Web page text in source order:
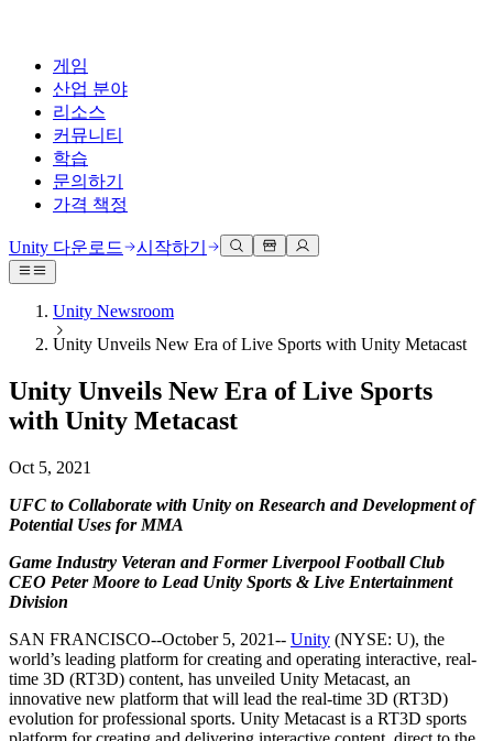
게임
산업 분야
리소스
커뮤니티
학습
문의하기
가격 책정
Unity 엔진
모든 플랫폼 위한 2D 및 3D 게임 제작
협업
팀과 함께 신속한 협업과 반복 작업을 수행하세요.
Unity 다운로드
배포
멀티플랫폼
LiveOps
성장
사용자 확보
모바일 사용자를 검색하고 Acquire
3D 협업
실시간 3D 프로젝트 빌드 및 검토
몰입형 교육
몰입도 높은 환경 제작
고객 경험
산업 분야
제조업
리테일
자동차
혁신을 가속화하고 차량 내 경험을 향상시키세요.
모든 산업 보기
기술 자료
공식 유저. '광고 지면'의 타겟 고객 매뉴얼 및 API 레퍼런스
릴리스 버전 및 이슈 트래커
예정된 기능 검토
용어집
분석 자료
실제 성공 사례
베스트 프랙티스 가이드
전문가 팁
토론
토론, 문제 해결, 소통
글로벌 이벤트 및 현지 이벤트
커뮤니티 사례
Made with Unity
개발자, 크리에이터, Insider와의 소통
Unity Awards
Unity Learn
무료로 Unity 기술 마스터
전문 교육
Unity 처음 사용하시나요
학습 시작하기
Unity 필수 학습 길잡이
사용법 가이드
교육
학생용
커리어 시작하기
도움 받기
성공을 위한 Unity
Success 플랜
전문가 지원을 통해 더 빠르게 목표 도달률 달성
FAQ
문의하기
유니티 팀과 소통하기
Unity 다운로드 시작하기
Unity Newsroom
Unity Unveils New Era of Live Sports with Unity Metacast
Unity Unveils New Era of Live Sports
with Unity Metacast
Oct 5, 2021
UFC to Collaborate with Unity on Research and Development of
Potential Uses for MMA
Game Industry Veteran and Former Liverpool Football Club
CEO Peter Moore to Lead Unity Sports & Live Entertainment
Division
SAN FRANCISCO--October 5, 2021-- Unity (NYSE: U), the
world’s leading platform for creating and operating interactive, real-
time 3D (RT3D) content, has unveiled Unity Metacast, an
innovative new platform that will lead the real-time 3D (RT3D)
evolution for professional sports. Unity Metacast is a RT3D sports